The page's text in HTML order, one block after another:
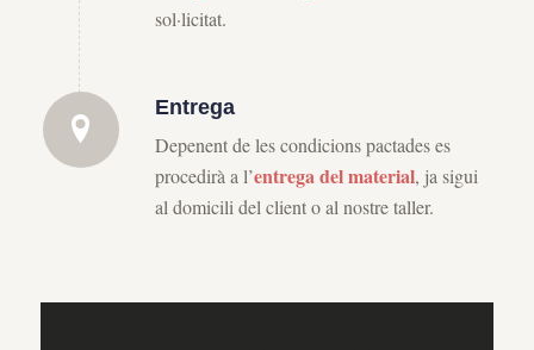
sol·licitat.
Entrega
Depenent de les condicions pactades es
procedirà a l’entrega del material, ja sigui
al domicili del client o al nostre taller.